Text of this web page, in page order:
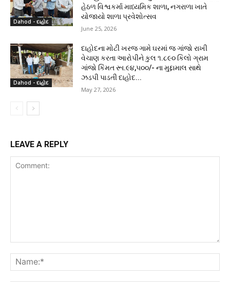
Dahod - દાહોદ
હેઠળ વિશ્વકર્મા માધ્યમિક શાળા, નગરાળા ખાતે
યોજાયો શાળા પ્રવેશોત્સવ
June 25, 2026
Dahod - દાહોદ
દાહોદના મોટી ખરજ ગામે ઘરમાં જ ગાંજો રાખી
વેચાણ કરતા આરોપીને કુલ ૧.૮૯૦ કિલો ગ્રામ
ગાંજો કિંમત રૂા.૯૪,૫૦૦/- ના મુદ્દામાલ સાથે
ઝડપી પાડતી દાહોદ...
May 27, 2026
LEAVE A REPLY